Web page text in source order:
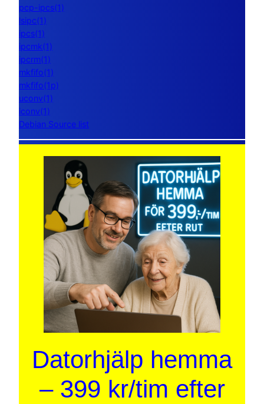
pcp-ipcs(1)
lsipc(1)
ipcs(1)
ipcmk(1)
ipcrm(1)
mkfifo(1)
mkfifo(1p)
uconv(1)
iconv(1)
Debian Source list
Datorhjälp hemma
– 399 kr/tim efter